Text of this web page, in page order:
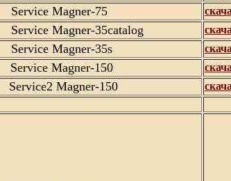
Service Magner-75
Service Magner-35catalog
Service Magner-35s
150
150